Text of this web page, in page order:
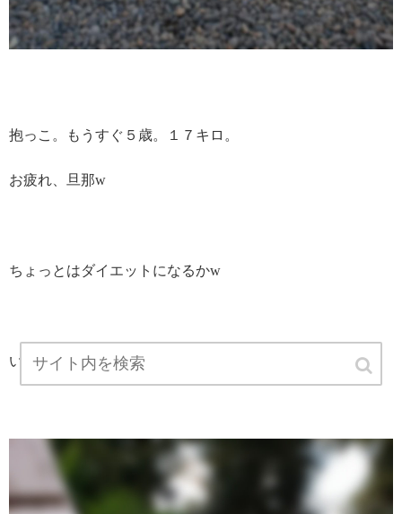
抱っこ。もうすぐ５歳。１７キロ。
お疲れ、旦那w
ちょっとはダイエットになるかw
いくつか参拝するとこがあるんだけど